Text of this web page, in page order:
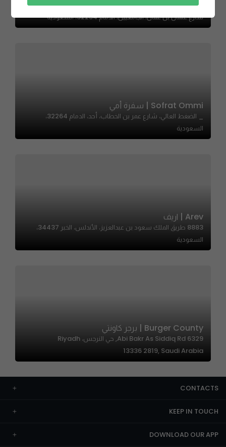
Pizza Rific | بيتزا ريفك
شارع عثمان بن عفان، الجامعيين، الدمام 32254، السعودية
Sofrat Ommi | سفرة أمي
_ الضغط العالي، شارع عمر بن الخطاب، أحد، الدمام 32264،
السعودية
Arev | اريف
8883 طريق الملك سعود بن عبدالعزيز، الأندلس، الخبر 34437،
السعودية
Burger County | برجر كاونتي
6329 Abi Bakr As Siddiq Rd, حي النرجس، Riyadh
13336 2819, Saudi Arabia
CONTACTS
KEEP IN TOUCH
DOWNLOAD OUR APP